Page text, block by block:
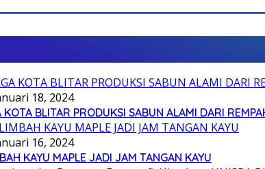
18, 2024
BLITAR PRODUKSI SABUN ALAMI DARI
16, 2024
KAYU MAPLE JADI JAM TANGAN KAYU